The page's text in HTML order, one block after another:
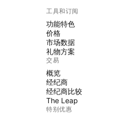
工具和订阅
功能特色
价格
市场数据
礼物方案
交易
概览
经纪商
经纪商比较
The Leap
特别优惠